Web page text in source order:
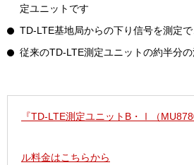
定ユニットです
TD-LTE基地局からの下り信号を測定
従来のTD-LTE測定ユニットの約半分
『TD-LTE測定ユニットB・Ⅰ（
ル料金はこちらから